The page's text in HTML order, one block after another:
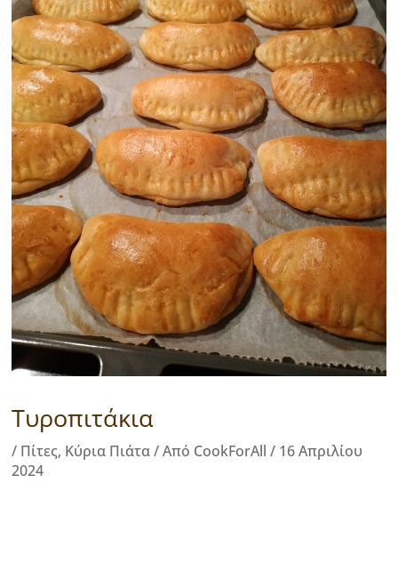
Τυροπιτάκια
/ Πίτες, Κύρια Πιάτα/ Από CookForAll / 16 Απριλίου
2024